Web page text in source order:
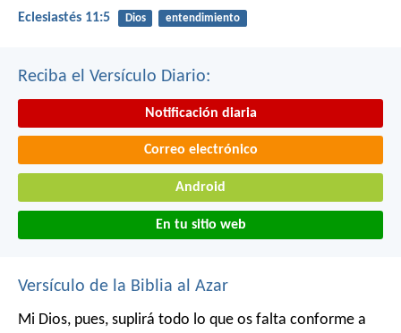
Eclesiastés 11:5 Dios entendimiento
Reciba el Versículo Diario:
Notificación diaria
Correo electrónico
Android
En tu sitio web
Versículo de la Biblia al Azar
Mi Dios, pues, suplirá todo lo que os falta conforme a